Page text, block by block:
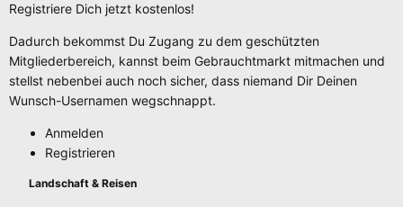
Registriere Dich jetzt kostenlos!
Dadurch bekommst Du Zugang zu dem geschützten
Mitgliederbereich, kannst beim Gebrauchtmarkt mitmachen und
stellst nebenbei auch noch sicher, dass niemand Dir Deinen
Wunsch-Usernamen wegschnappt.
Anmelden
Registrieren
Landschaft & Reisen